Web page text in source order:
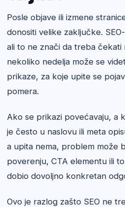
Posle objave ili izmene
donositi velike zaključke.
ali to ne znači da treba čekati
nekoliko nedelja može se
prikaze, za koje upite se
pomera.
Ako se prikazi povećavaju, a
je često u naslovu ili meta
a upita nema, problem može
poverenju, CTA elementu ili
dobio dovoljno konkretan
Ovo je razlog zašto SEO ne